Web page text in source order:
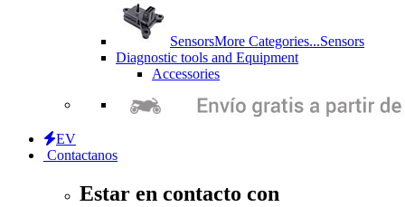
SensorsMore Categories...Sensors
Diagnostic tools and Equipment
Accessories
EV
Contactanos
Estar en contacto con